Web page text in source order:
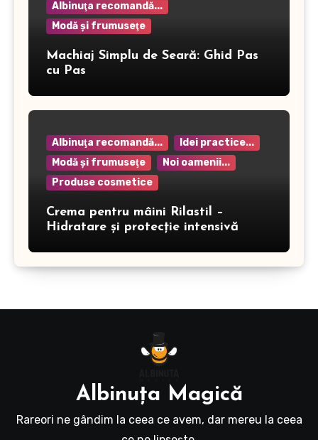
Albinuţa recomandă...
Modă şi frumuseţe
Machiaj Simplu de Seară: Ghid Pas
cu Pas
Albinuţa recomandă...
Idei practice...
Modă şi frumuseţe
Noi oamenii...
Produse cosmetice
Crema pentru mâini Rilastil –
Hidratare și protecție intensivă
Albinuţa Magică
Rareori ne gândim la ceea ce avem, dar mereu la ceea